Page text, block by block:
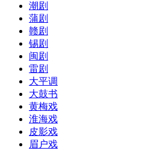
潮剧
蒲剧
赣剧
锡剧
闽剧
雷剧
大平调
大鼓书
黄梅戏
淮海戏
皮影戏
眉户戏